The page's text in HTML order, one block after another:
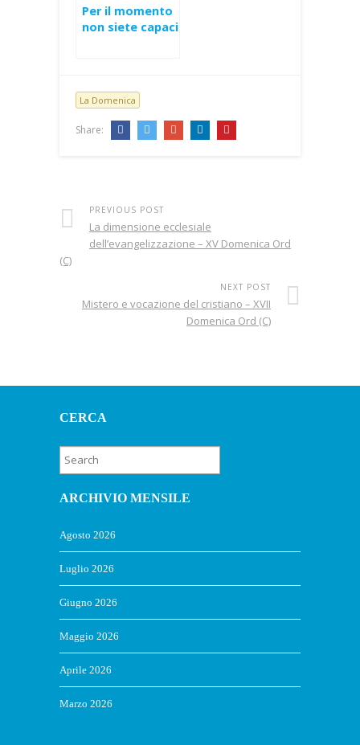
Per il momento
non siete capaci
La Domenica
Share:
PREVIOUS POST
La dimensione ecclesiale
dell’evangelizzazione – XV Domenica Ord
(C)
NEXT POST
Mistero e vocazione del cristiano – XVII
Domenica Ord (C)
CERCA
ARCHIVIO MENSILE
Agosto 2026
Luglio 2026
Giugno 2026
Maggio 2026
Aprile 2026
Marzo 2026